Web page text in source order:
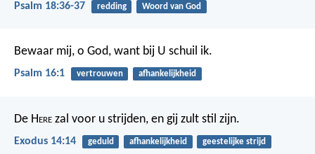
Psalm 18:36-37 redding Woord van God
Bewaar mij, o God, want bij U schuil ik.
Psalm 16:1 vertrouwen afhankelijkheid
De Here zal voor u strijden, en gij zult stil zijn.
Exodus 14:14 geduld afhankelijkheid geestelijke strijd